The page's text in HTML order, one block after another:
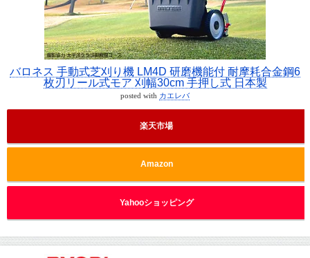
バロネス 手動式芝刈り機 LM4D 研磨機能付 耐摩耗合金鋼6
枚刃リール式モア 刈幅30cm 手押し式 日本製
posted with カエレバ
楽天市場
Amazon
Yahooショッピング